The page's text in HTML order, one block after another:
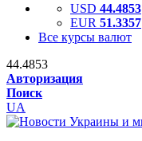
USD 44.4853
EUR 51.3357
Все курсы валют
44.4853
Авторизация
Поиск
UA